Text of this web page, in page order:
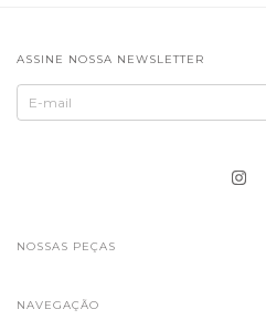
ASSINE NOSSA NEWSLETTER
NOSSAS PEÇAS
NAVEGAÇÃO